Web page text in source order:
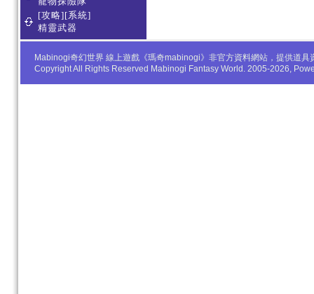
[攻略][系統]
精靈武器
Mabinogi奇幻世界 線上遊戲《瑪奇mabinogi》非官方資料網站，提供道
Copyright All Rights Reserved Mabinogi Fantasy World. 2005-2026,